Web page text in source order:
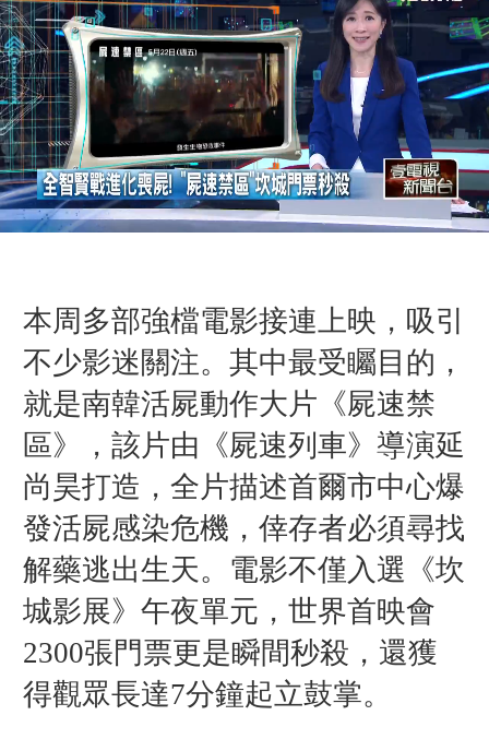
本周多部強檔電影接連上映，吸引
不少影迷關注。其中最受矚目的，
就是南韓活屍動作大片《屍速禁
區》，該片由《屍速列車》導演延
尚昊打造，全片描述首爾市中心爆
發活屍感染危機，倖存者必須尋找
解藥逃出生天。電影不僅入選《坎
城影展》午夜單元，世界首映會
2300張門票更是瞬間秒殺，還獲
得觀眾長達7分鐘起立鼓掌。